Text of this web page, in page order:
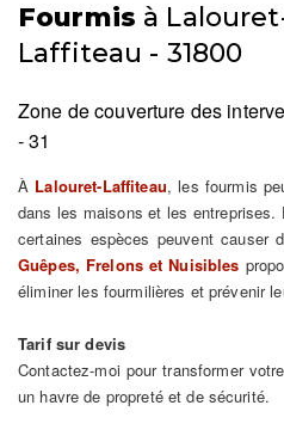
Fourmis à
Laffiteau - 31800
Zone de couverture des
- 31
À Lalouret-Laffiteau, les fourmis
dans les maisons et les
certaines espèces peuvent causer
Guêpes, Frelons et Nuisibles
éliminer les fourmilières et prévenir
Tarif sur devis
Contactez-moi pour transformer
un havre de propreté et de sécurité.